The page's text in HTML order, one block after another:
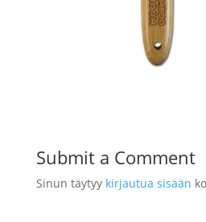
Submit a Comment
Sinun täytyy kirjautua sisään